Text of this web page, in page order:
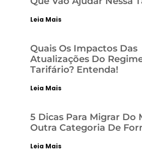
Leia Mais
Quais Os Impactos Das
Atualizações Do
Tarifário? Entenda!
Leia Mais
5 Dicas Para Migrar Do
Outra Categoria De
Leia Mais